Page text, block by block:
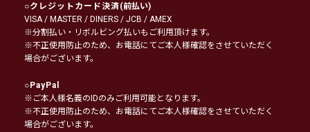
○クレジットカード決済(前払い)
VISA / MASTER / DINERS / JCB / AMEX
※分割払い・リボルビング払いもご利用頂けます。
※不正使用防止のため、お電話にてご本人様確認をさせていただく
場合がございます。
○PayPal
※ご本人様名義のIDのみご利用可能となります。
※不正使用防止のため、お電話にてご本人様確認をさせていただく
場合がございます。